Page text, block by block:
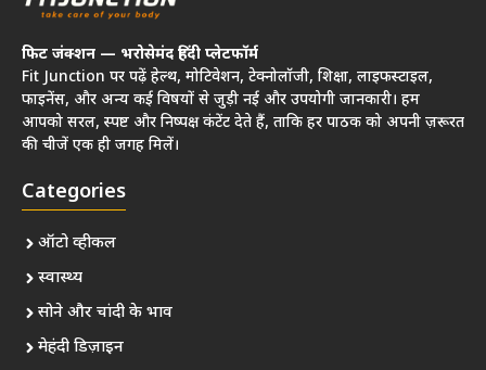
फिट जंक्शन — भरोसेमंद हिंदी प्लेटफॉर्म
Fit Junction पर पढ़ें हेल्थ, मोटिवेशन, टेक्नोलॉजी, शिक्षा, लाइफस्टाइल,
फाइनेंस, और अन्य कई विषयों से जुड़ी नई और उपयोगी जानकारी। हम
आपको सरल, स्पष्ट और निष्पक्ष कंटेंट देते हैं, ताकि हर पाठक को अपनी ज़रूरत
की चीजें एक ही जगह मिलें।
Categories
ऑटो व्हीकल
स्वास्थ्य
सोने और चांदी के भाव
मेहंदी डिज़ाइन